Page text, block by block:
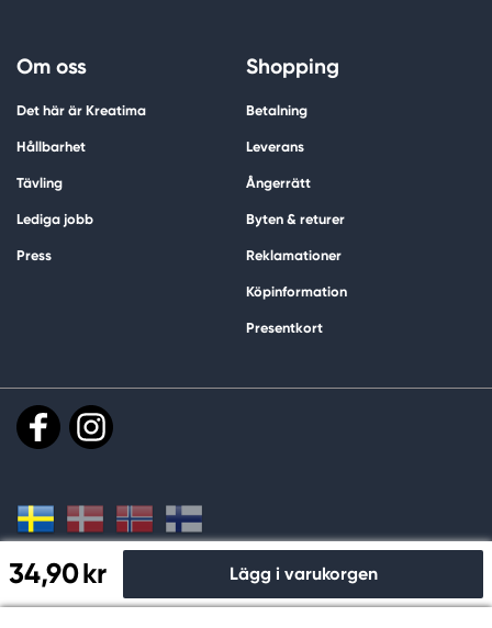
34,90 kr Lägg i varukorgen
Om oss
Det här är Kreatima
Hållbarhet
Tävling
Lediga jobb
Press
Shopping
Betalning
Leverans
Ångerrätt
Byten & returer
Reklamationer
Köpinformation
Presentkort